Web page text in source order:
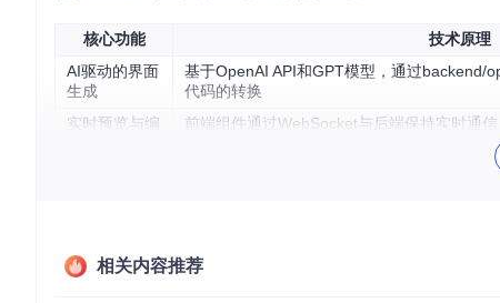
核心功能 技术原理
AI驱动的界面
生成
基于OpenAI API和GPT模型，通过backend/
代码的转换
实时预览与编
前端组件通过WebSocket与后端保持实时通
相关内容推荐